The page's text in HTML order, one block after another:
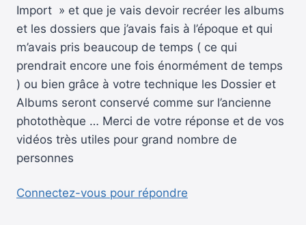
Import » et que je vais devoir recréer les albums
et les dossiers que j’avais fais à l’époque et qui
m’avais pris beaucoup de temps ( ce qui
prendrait encore une fois énormément de temps
) ou bien grâce à votre technique les Dossier et
Albums seront conservé comme sur l’ancienne
photothèque … Merci de votre réponse et de vos
vidéos très utiles pour grand nombre de
personnes
Connectez-vous pour répondre